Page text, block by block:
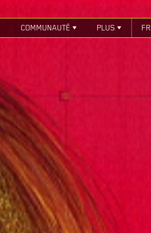
COMMUNAUTÉ PLUS FR